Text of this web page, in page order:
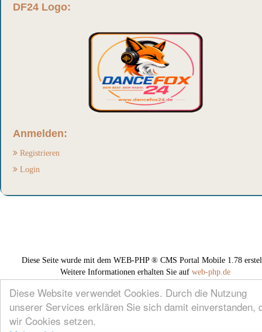
Diese Website verwendet Cookies. Durch die Nutzung
unserer Services erklären Sie sich damit einverstanden,
wir Cookies setzen.
DF24 Logo:
Anmelden:
Registrieren
Login
Diese Seite wurde mit dem WEB-PHP ® CMS Portal Mobile 1.78
Weitere Informationen erhalten Sie auf web-php.de